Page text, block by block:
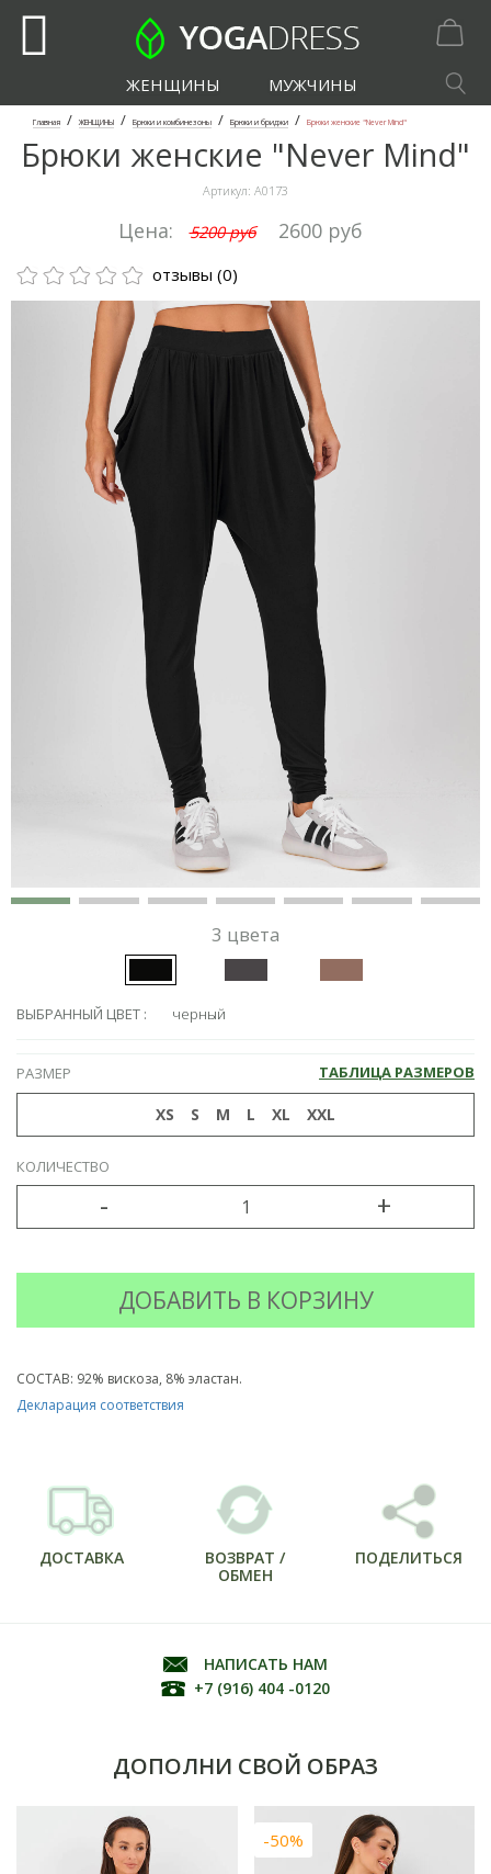
ЖЕНЩИНЫ МУЖЧИНЫ
Главная /ЖЕНЩИНЫ / Брюки и комбинезоны / Брюки и бриджи / Брюки женские "Never Mind"
Брюки женские "Never Mind"
Артикул: А0173
Цена: 5200 руб 2600 руб
отзывы (0)
3 цвета
ВЫБРАННЫЙ ЦВЕТ : черный
РАЗМЕР
XS S M L XL XXL
ТАБЛИЦА РАЗМЕРОВ
КОЛИЧЕСТВО
- +
СОСТАВ: 92% вискоза, 8% эластан.
Декларация соответствия
ДОСТАВКА
ВОЗВРАТ /
ОБМЕН
ПОДЕЛИТЬСЯ
НАПИСАТЬ НАМ
+7 (916) 404 -0120
ДОПОЛНИ СВОЙ ОБРАЗ
-50%